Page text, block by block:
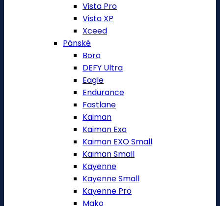
Vista Pro
Vista XP
Xceed
Pánské
Bora
DEFY Ultra
Eagle
Endurance
Fastlane
Kaiman
Kaiman Exo
Kaiman EXO Small
Kaiman Small
Kayenne
Kayenne Small
Kayenne Pro
Mako